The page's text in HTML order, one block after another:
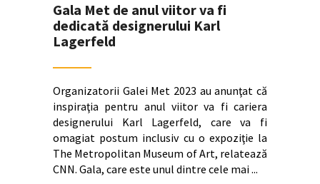
Gala Met de anul viitor va fi
dedicată designerului Karl
Lagerfeld
Organizatorii Galei Met 2023 au anunţat că
inspiraţia pentru anul viitor va fi cariera
designerului Karl Lagerfeld, care va fi
omagiat postum inclusiv cu o expoziţie la
The Metropolitan Museum of Art, relatează
CNN. Gala, care este unul dintre cele mai